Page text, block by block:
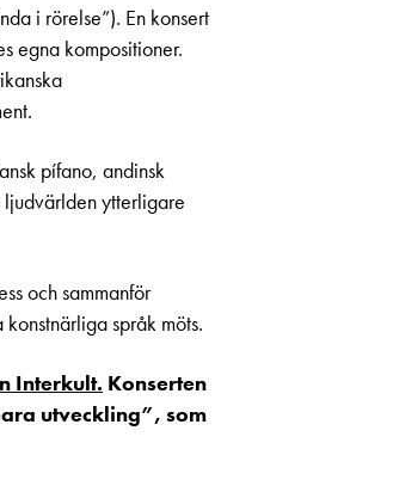
i rörelse”). En konsert
egna kompositioner.
pífano, andinsk
ljudvärlden ytterligare
och sammanför
språk möts.
Interkult. Konserten
utveckling”, som